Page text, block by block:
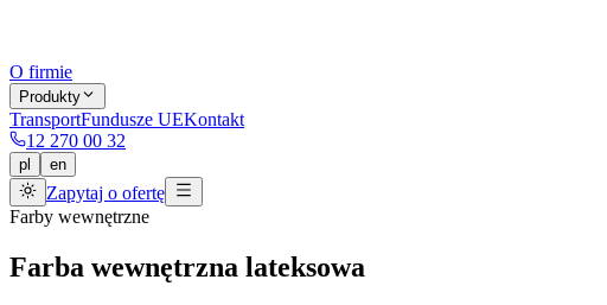
O firmie
Produkty
TransportFundusze UEKontakt
12 270 00 32
pl en
Zapytaj o ofertę
Farby wewnętrzne
Farba wewnętrzna lateksowa